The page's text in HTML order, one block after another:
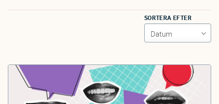
SORTERA EFTER